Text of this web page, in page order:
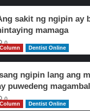
sakit ng ngipin ay
mamaga
0
Column
Dentist Online
ngipin lang ang
puwedeng
0
Column
Dentist Online